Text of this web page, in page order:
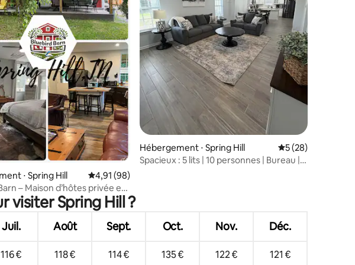
la base de 69 commentaires : 4,83 sur 5
⋅ Spring Hill Évaluation moyenne sur la base de 98 commentaires : 4,91 sur 5
4,91 (98)
– Maison d’hôtes privée et
Hébergement ⋅ Spring Hill Évaluation
5 (28)
Spacieux : 5 lits | 10 personnes | Bureau |
visiter Spring Hill ?
Juil. Août Sept. Oct. Nov. Déc.
116 € 118 € 114 € 135 € 122 € 121 €